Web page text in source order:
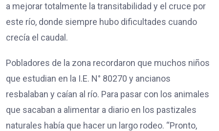
a mejorar totalmente la transitabilidad y el cruce por
este río, donde siempre hubo dificultades cuando
crecía el caudal.
Pobladores de la zona recordaron que muchos niños
que estudian en la I.E. N° 80270 y ancianos
resbalaban y caían al río. Para pasar con los animales
que sacaban a alimentar a diario en los pastizales
naturales había que hacer un largo rodeo. “Pronto,